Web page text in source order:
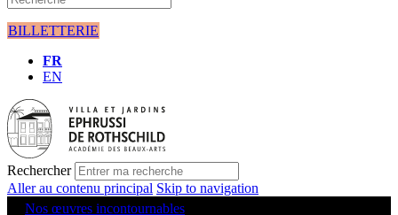
BILLETTERIE
FR
EN
Rechercher
Aller au contenu principal Skip to navigation
Nos œuvres incontournables